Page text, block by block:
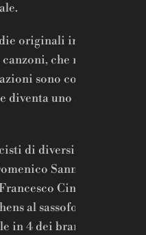
originali in cui si
che rivelano
sono collettive, e i
diventa uno strumento di
di diversi background
Sanna al piano e
Ciniglio alla
al sassofono tenore ed
in 4 dei brani, al